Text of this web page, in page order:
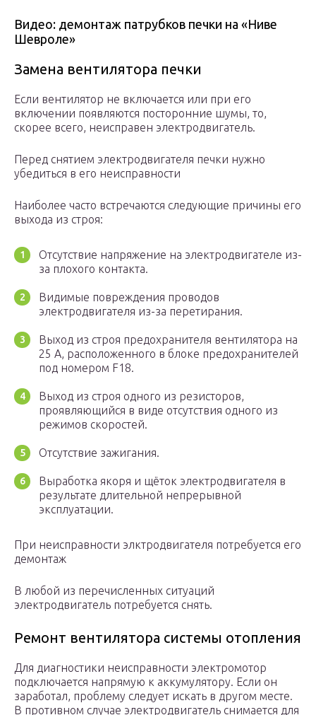
Видео: демонтаж патрубков печки на «Ниве
Шевроле»
Замена вентилятора печки
Если вентилятор не включается или при его
включении появляются посторонние шумы, то,
скорее всего, неисправен электродвигатель.
Перед снятием электродвигателя печки нужно
убедиться в его неисправности
Наиболее часто встречаются следующие причины его
выхода из строя:
Отсутствие напряжение на электродвигателе из-
за плохого контакта.
Видимые повреждения проводов
электродвигателя из-за перетирания.
Выход из строя предохранителя вентилятора на
25 А, расположенного в блоке предохранителей
под номером F18.
Выход из строя одного из резисторов,
проявляющийся в виде отсутствия одного из
режимов скоростей.
Отсутствие зажигания.
Выработка якоря и щёток электродвигателя в
результате длительной непрерывной
эксплуатации.
При неисправности элктродвигателя потребуется его
демонтаж
В любой из перечисленных ситуаций
электродвигатель потребуется снять.
Ремонт вентилятора системы отопления
Для диагностики неисправности электромотор
подключается напрямую к аккумулятору. Если он
заработал, проблему следует искать в другом месте.
В противном случае электродвигатель снимается для